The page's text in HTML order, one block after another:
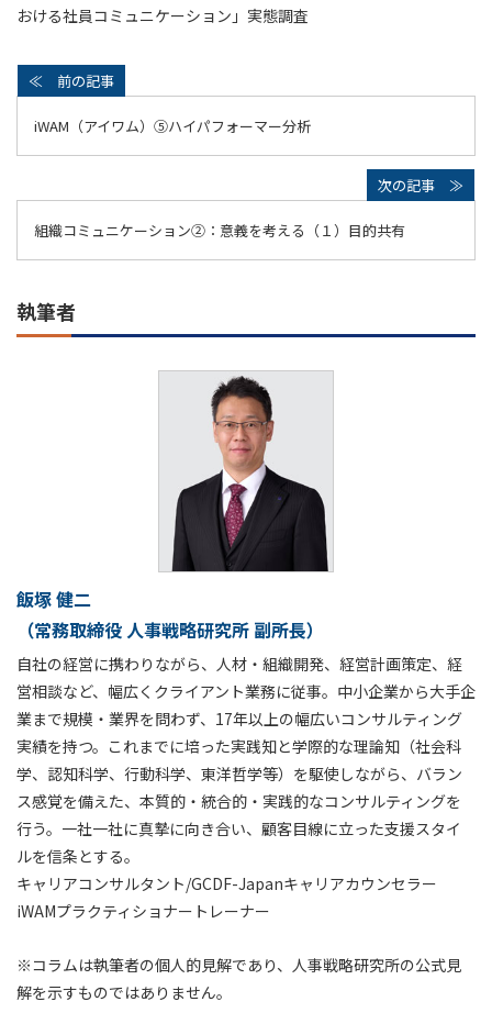
おける社員コミュニケーション」実態調査
iWAM（アイワム）⑤ハイパフォーマー分析
組織コミュニケーション②：意義を考える（１）目的共有
執筆者
飯塚 健二
（常務取締役 人事戦略研究所 副所長）
自社の経営に携わりながら、人材・組織開発、経営計画策定、経
営相談など、幅広くクライアント業務に従事。中小企業から大手企
業まで規模・業界を問わず、17年以上の幅広いコンサルティング
実績を持つ。これまでに培った実践知と学際的な理論知（社会科
学、認知科学、行動科学、東洋哲学等）を駆使しながら、バラン
ス感覚を備えた、本質的・統合的・実践的なコンサルティングを
行う。一社一社に真摯に向き合い、顧客目線に立った支援スタイ
ルを信条とする。
キャリアコンサルタント/GCDF-Japanキャリアカウンセラー
iWAMプラクティショナートレーナー
※コラムは執筆者の個人的見解であり、人事戦略研究所の公式見
解を示すものではありません。